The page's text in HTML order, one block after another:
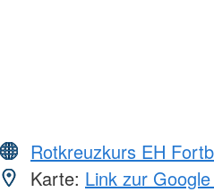
Rotkreuzkurs EH
Karte: Link zur